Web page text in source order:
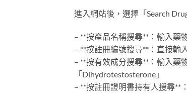
進入網站後，選擇「Search
– **按產品名稱搜尋**：輸入藥
– **按註冊編號搜尋**：直接輸
– **按有效成分搜尋**：輸入藥
「Dihydrotestosterone」
– **按註冊證明書持有人搜尋**